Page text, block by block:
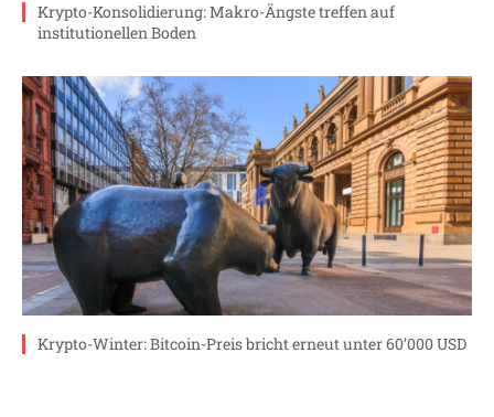
Krypto-Konsolidierung: Makro-Ängste treffen auf
institutionellen Boden
Krypto-Winter: Bitcoin-Preis bricht erneut unter 60’000 USD